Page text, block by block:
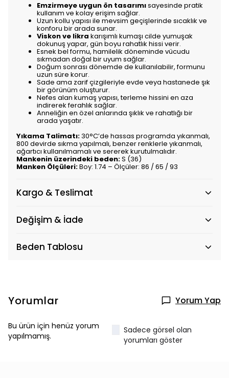
Emzirmeye uygun ön tasarımısayesinde pratik
kullanım ve kolay erişim sağlar.
Uzun kollu yapısı ile mevsim geçişlerinde sıcaklık ve
konforu bir arada sunar.
Viskon ve likra karışımlı kumaşı cilde yumuşak
dokunuş yapar, gün boyu rahatlık hissi verir.
Esnek bel formu, hamilelik döneminde vücudu
sıkmadan doğal bir uyum sağlar.
Doğum sonrası dönemde de kullanılabilir, formunu
uzun süre korur.
Sade ama zarif çizgileriyle evde veya hastanede şık
bir görünüm oluşturur.
Nefes alan kumaş yapısı, terleme hissini en aza
indirerek ferahlık sağlar.
Anneliğin en özel anlarında şıklık ve rahatlığı bir
arada yaşatır.
Yıkama Talimatı:30°C’de hassas programda yıkanmalı,
800 devirde sıkma yapılmalı, benzer renklerle yıkanmalı,
ağartıcı kullanılmamalı ve sererek kurutulmalıdır.
Mankenin üzerindeki beden:S (36)
Manken Ölçüleri:Boy: 1.74 – Ölçüler: 86 / 65 / 93
Kargo & Teslimat
Değişim & İade
Beden Tablosu
Yorumlar Yorum Yap
Bu ürün için henüz yorum
yapılmamış.
Sadece görsel olan
yorumları göster